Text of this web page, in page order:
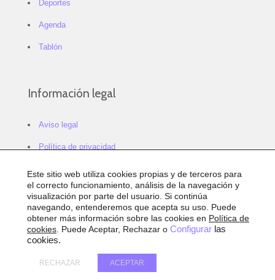
Deportes
Agenda
Tablón
Información legal
Aviso legal
Política de privacidad
Política de cookies
Configurar cookies
Sitemap
Accesibilidad
Este sitio web utiliza cookies propias y de terceros para
el correcto funcionamiento, análisis de la navegación y
visualización por parte del usuario. Si continúa
navegando, entenderemos que acepta su uso. Puede
obtener más información sobre las cookies en Política de
cookies . Puede Aceptar, Rechazar o Configurar las
cookies.
ACEPTAR
RECHAZAR